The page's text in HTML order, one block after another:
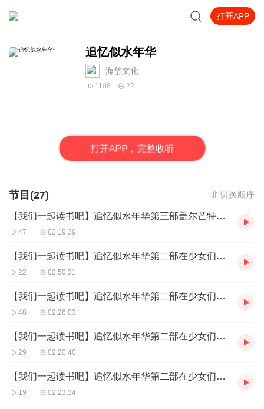
打开APP
追忆似水年华
海岱文化
1108 22
打开APP，完整收听
节目(27) 切换顺序
【我们一起读书吧】追忆似水年华第三部盖尔芒特家那边第一场，厨娘弗朗索瓦丝或是作者最宠爱的角色
47 02:19:39
【我们一起读书吧】追忆似水年华第二部在少女们身旁最后一场
22 02:50:31
【我们一起读书吧】追忆似水年华第二部在少女们身旁第十三场
48 02:26:03
【我们一起读书吧】追忆似水年华第二部在少女们身旁第十二场
29 02:20:40
【我们一起读书吧】追忆似水年华第二部在少女们身旁第十一场
19 02:23:34